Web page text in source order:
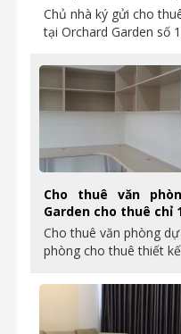
Chủ nhà ký gửi cho
tại Orchard Garden số
Cho thuê văn
Garden cho thuê chỉ
Cho thuê văn phòng
phòng cho thuê thiết